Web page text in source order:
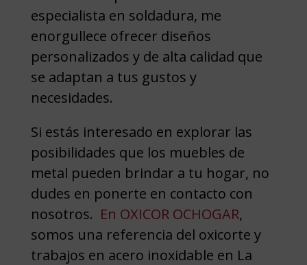
especialista en soldadura, me
enorgullece ofrecer diseños
personalizados y de alta calidad que
se adaptan a tus gustos y
necesidades.
Si estás interesado en explorar las
posibilidades que los muebles de
metal pueden brindar a tu hogar, no
dudes en ponerte en contacto con
nosotros. En OXICOR OCHOGAR,
somos una referencia del oxicorte y
trabajos en acero inoxidable en La